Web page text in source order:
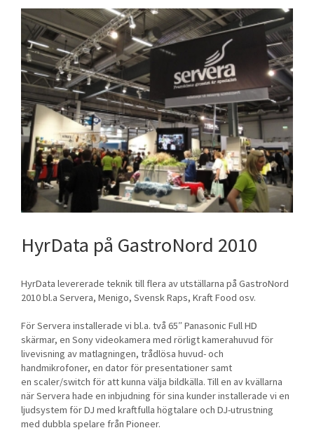
Visa
större
bild
HyrData på GastroNord 2010
HyrData levererade teknik till flera av utställarna på GastroNord
2010 bl.a Servera, Menigo, Svensk Raps, Kraft Food osv.
För Servera installerade vi bl.a. två 65″ Panasonic Full HD
skärmar, en Sony videokamera med rörligt kamerahuvud för
livevisning av matlagningen, trådlösa huvud- och
handmikrofoner, en dator för presentationer samt
en scaler/switch för att kunna välja bildkälla. Till en av kvällarna
när Servera hade en inbjudning för sina kunder installerade vi en
ljudsystem för DJ med kraftfulla högtalare och DJ-utrustning
med dubbla spelare från Pioneer.